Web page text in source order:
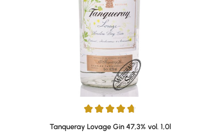
Durchschnittliche Bewertung von 4.67 von 5 Sternen
Tanqueray Lovage Gin 47,3% vol. 1,0l